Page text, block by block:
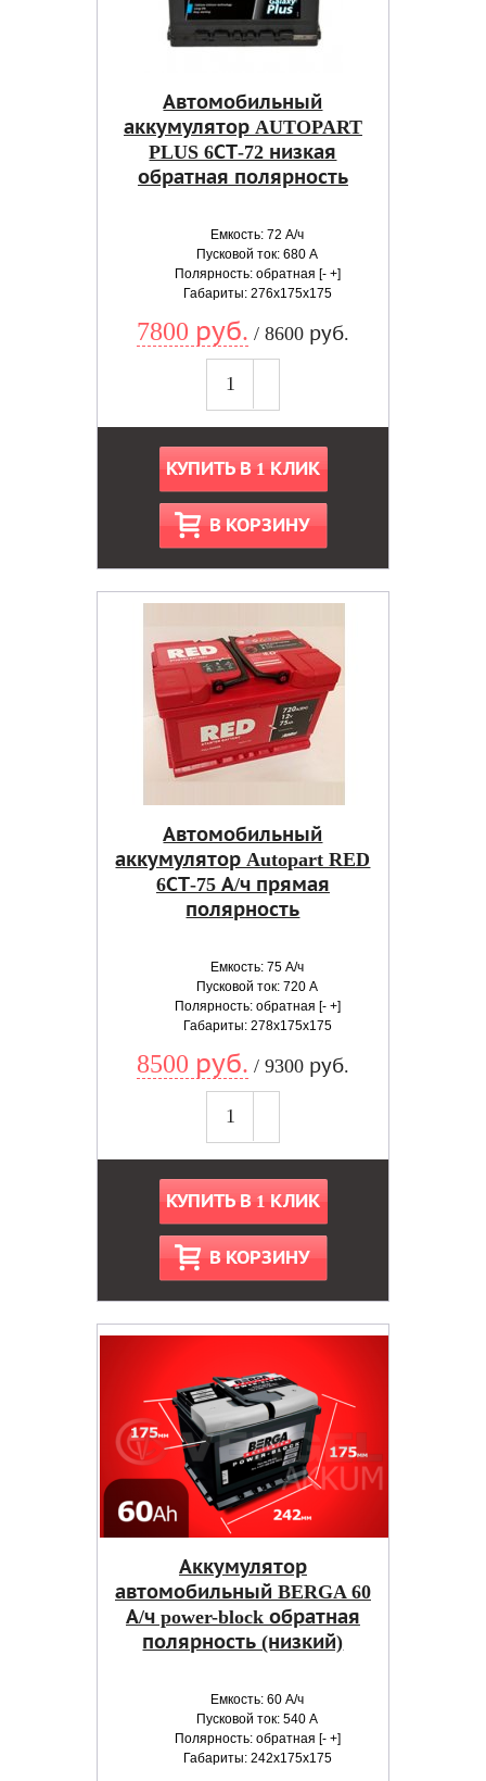
Автомобильный
аккумулятор AUTOPART
PLUS 6СТ-72 низкая
обратная полярность
Емкость: 72 А/ч
Пусковой ток: 680 А
Полярность: обратная [- +]
Габариты: 276x175x175
7800 руб. / 8600 руб.
КУПИТЬ В 1 КЛИК
В КОРЗИНУ
Автомобильный
аккумулятор Autopart RED
6СТ-75 А/ч прямая
полярность
Емкость: 75 А/ч
Пусковой ток: 720 А
Полярность: обратная [- +]
Габариты: 278x175x175
8500 руб. / 9300 руб.
КУПИТЬ В 1 КЛИК
В КОРЗИНУ
Аккумулятор
автомобильный BERGA 60
А/ч power-block обратная
полярность (низкий)
Емкость: 60 А/ч
Пусковой ток: 540 А
Полярность: обратная [- +]
Габариты: 242x175x175